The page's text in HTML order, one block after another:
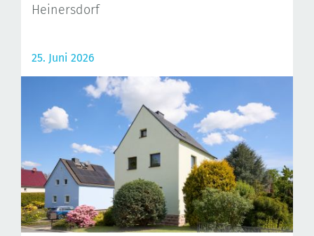
Heinersdorf
25. Juni 2026